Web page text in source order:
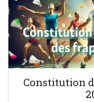
Constitution